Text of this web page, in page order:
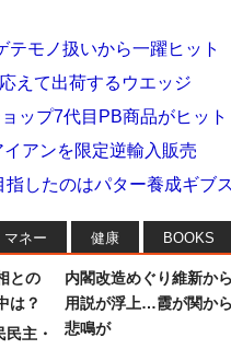
テモノ扱いから一躍ヒット
えて出荷するウエッジ
ップ7代目PB商品がヒット
アンを限定逆輸入販売
指したのはパター養成ギブ
マネー 健康 BOOKS
との
は？
主・
内閣改造めぐり維新か
用説が浮上…霞が関か
悲鳴が